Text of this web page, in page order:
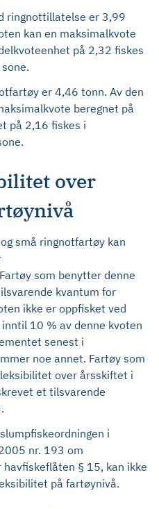
ringnottillatelse er 3,99
kan en maksimalkvote
på 2,32 fiskes
er 4,46 tonn. Av den
beregnet på
på 2,16 fiskes i
over
små ringnotfartøy kan
som benytter denne
kvantum for
ikke er oppfisket ved
10 % av denne kvoten
senest i
noe annet. Fartøy som
over årsskiftet i
et tilsvarende
i
nr. 193 om
§ 15, kan ikke
på fartøynivå.